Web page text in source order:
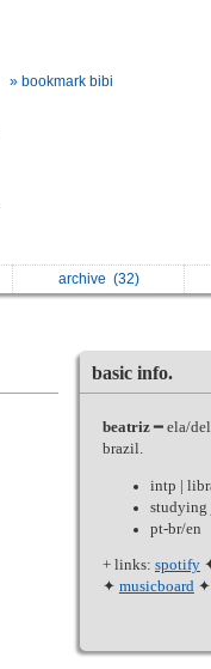
» bookmark bibi
archive (32)
basic info.
beatriz━ ela/
brazil.
intp |
studying
pt-br/en
+ links: spotify
✦ musicboard